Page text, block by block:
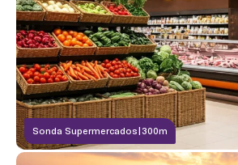
BRINQUEDOTECA
Kazzas
Incorporadora:
Kallas
Sonda Supermercados| 300m